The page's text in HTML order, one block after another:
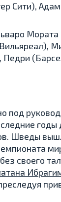
Сити),
Педри
под
годы
Шведы
своего